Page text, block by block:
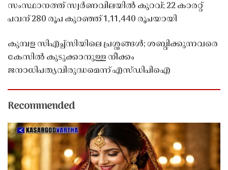
സംസ്ഥാനത്ത് സ്വർണവിലയിൽ കുറവ്; 22 കാരറ്റ്
പവന് 280 രൂപ കുറഞ്ഞ് 1,11,440 രൂപയായി
കുമ്പള സിഎച്ച്സിയിലെ പ്രശ്നങ്ങൾ; ശബ്ദിക്കുന്നവരെ
കേസിൽ കുടുക്കാനുള്ള നീക്കം
ജനാധിപത്യവിരുദ്ധമെന്ന് എസ്ഡിപിഐ
Recommended